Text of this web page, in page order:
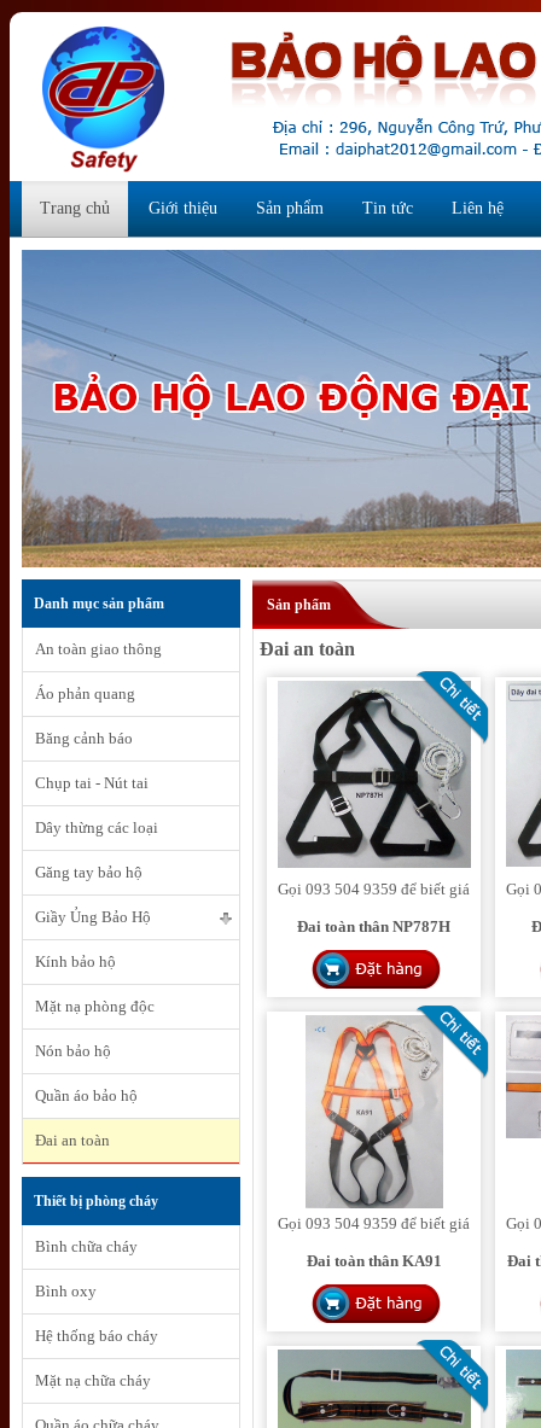
Trang chủ Giới thiệu Sản phẩm Tin tức Liên hệ
Danh mục sản phẩm
An toàn giao thông
Áo phản quang
Băng cảnh báo
Chụp tai - Nút tai
Dây thừng các loại
Găng tay bảo hộ
Giầy Ủng Bảo Hộ
Kính bảo hộ
Mặt nạ phòng độc
Nón bảo hộ
Quần áo bảo hộ
Đai an toàn
Thiết bị phòng cháy
Bình chữa cháy
Bình oxy
Hệ thống báo cháy
Mặt nạ chữa cháy
Sản phẩm
Đai an toàn
Gọi 093 504 9359 để biết giá
Đai toàn thân NP787H
Gọi
Gọi 093 504 9359 để biết giá
Đai toàn thân KA91
Gọi
Đai